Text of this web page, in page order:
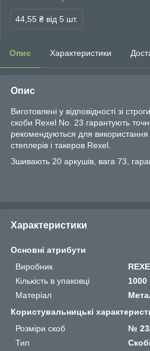
44,55 ₴ від 5 шт.
Опис Характеристики
Опис
Виготовлені у відповідності зі
скоби Rexel No. 23 гарантують
рекомендуються для
степлерів і такеров Rexel.
Зшивають 20 аркушів, вага 73,
Характеристики
Основні атрибути
Виробник
Кількість в упаковці
1000
Матеріал
Користувальницькі
Розміри скоб
№
Тип